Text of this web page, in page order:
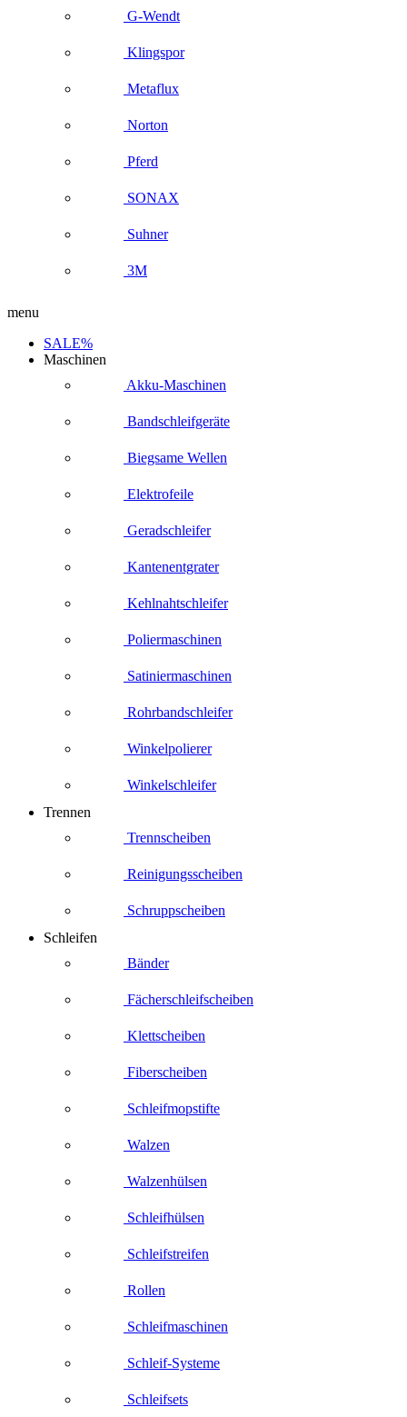
G-Wendt
Klingspor
Metaflux
Norton
Pferd
SONAX
Suhner
3M
menu
SALE%
Maschinen
Akku-Maschinen
Bandschleifgeräte
Biegsame Wellen
Elektrofeile
Geradschleifer
Kantenentgrater
Kehlnahtschleifer
Poliermaschinen
Satiniermaschinen
Rohrbandschleifer
Winkelpolierer
Winkelschleifer
Trennen
Trennscheiben
Reinigungsscheiben
Schruppscheiben
Schleifen
Bänder
Fächerschleifscheiben
Klettscheiben
Fiberscheiben
Schleifmopstifte
Walzen
Walzenhülsen
Schleifhülsen
Schleifstreifen
Rollen
Schleifmaschinen
Schleif-Systeme
Schleifsets